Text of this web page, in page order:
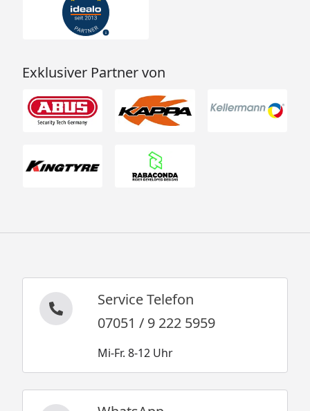
Exklusiver Partner von
Service Telefon
07051 / 9 222 5959
Mi-Fr. 8-12 Uhr